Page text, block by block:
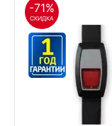
-71%
СКИДКА